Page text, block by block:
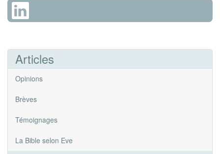
Articles
Opinions
Brèves
Témoignages
La Bible selon Eve